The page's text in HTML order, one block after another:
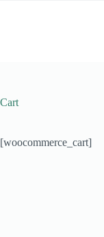
Cart
[woocommerce_cart]